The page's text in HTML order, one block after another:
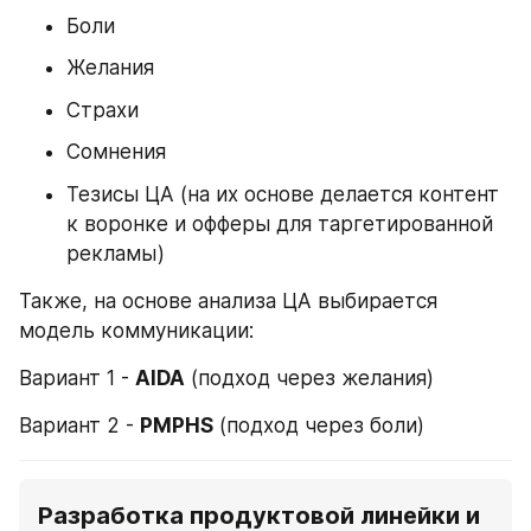
Боли
Желания
Страхи
Сомнения
Тезисы ЦА (на их основе делается контент
к воронке и офферы для таргетированной
рекламы)
Также, на основе анализа ЦА выбирается
модель коммуникации:
Вариант 1 - AIDA (подход через желания)
Вариант 2 - PMPHS (подход через боли)
Разработка продуктовой линейки и